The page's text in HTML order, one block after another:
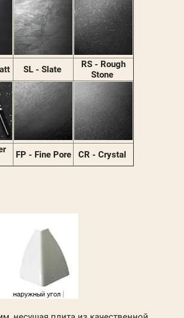
SL - Slate
RS - Rough
Stone
FP - Fine Pore CR - Crystal